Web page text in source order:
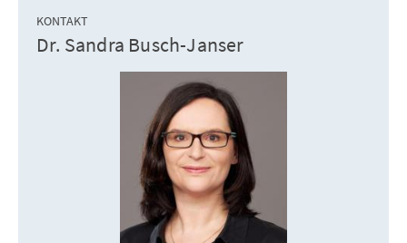
KONTAKT
Dr. Sandra Busch-Janser